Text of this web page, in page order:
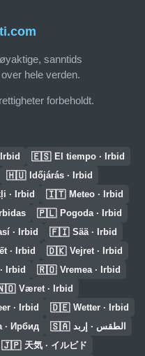
sanntids
hele verden.
forbeholdt.
🇪🇸 El tiempo · Irbid
🇭🇺 Időjárás · Irbid
· Irbid 🇮🇹 Meteo · Irbid
🇵🇱 Pogoda · Irbid
· Irbid 🇫🇮 Sää · Irbid
· Irbid 🇩🇰 Vejret · Irbid
Irbid 🇷🇴 Vremea · Irbid
Været · Irbid
· Irbid 🇩🇪 Wetter · Irbid
· Ирбид 🇸🇦 الطقس · إربد
🇯🇵 天気 · イルビド